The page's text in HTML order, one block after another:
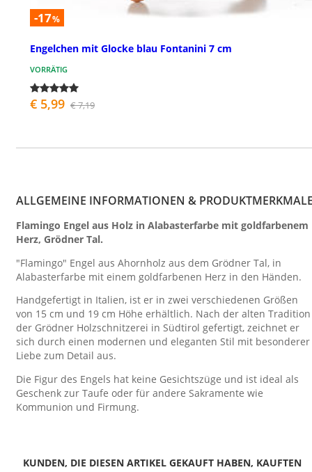
-17%
Engelchen mit Glocke blau Fontanini 7 cm
VORRÄTIG
€ 5,99 € 7,19
ALLGEMEINE INFORMATIONEN &
Flamingo Engel aus Holz in Alabasterfarbe mit goldfarbenem
Herz, Grödner Tal.
"Flamingo" Engel aus Ahornholz aus dem Grödner Tal, in
Alabasterfarbe mit einem goldfarbenen Herz in den Händen.
Handgefertigt in Italien, ist er in zwei verschiedenen Größen
von 15 cm und 19 cm Höhe erhältlich. Nach der alten Tradition
der Grödner Holzschnitzerei in Südtirol gefertigt, zeichnet er
sich durch einen modernen und eleganten Stil mit besonderer
Liebe zum Detail aus.
Die Figur des Engels hat keine Gesichtszüge und ist ideal als
Geschenk zur Taufe oder für andere Sakramente wie
Kommunion und Firmung.
KUNDEN, DIE DIESEN ARTIKEL GEKAUFT HABEN, KAUFTEN